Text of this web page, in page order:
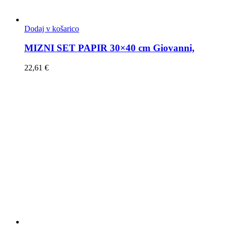
Dodaj v košarico
MIZNI SET PAPIR 30×40 cm Giovanni,
22,61 €